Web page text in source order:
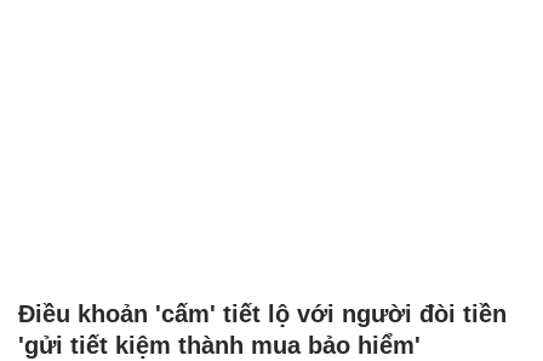
Điều khoản 'cấm' tiết lộ với người đòi tiền
'gửi tiết kiệm thành mua bảo hiểm'